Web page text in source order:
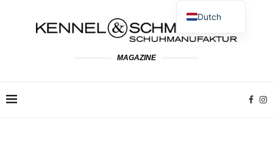
MAGAZINE
Dutch
German
English